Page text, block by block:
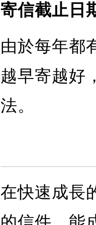
寄信截止日
由於每年都
越早寄越好
法。
在快速成長